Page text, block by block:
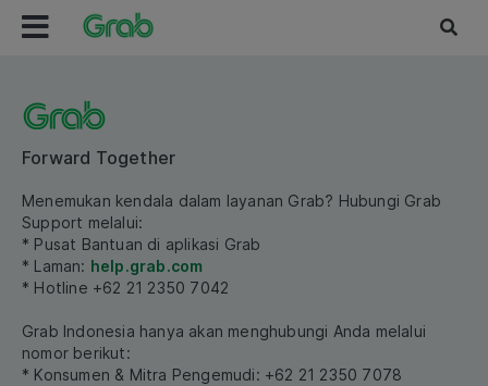
Forward Together
Menemukan kendala dalam layanan Grab? Hubungi Grab
Support melalui:
* Pusat Bantuan di aplikasi Grab
* Laman: help.grab.com
* Hotline +62 21 2350 7042
Grab Indonesia hanya akan menghubungi Anda melalui
nomor berikut:
* Konsumen & Mitra Pengemudi: +62 21 2350 7078